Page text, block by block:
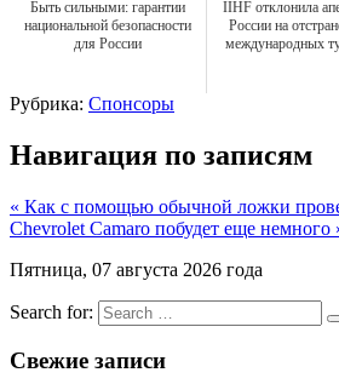
Быть сильными: гарантии
национальной безопасности
для России
IIHF отклонила
России на
международных
Рубрика: Спонсоры
Навигация по записям
« Как с помощью обычной ложки
Chevrolet Camaro побудет еще немного
Пятница, 07 августа 2026 года
Search for:
Свежие записи